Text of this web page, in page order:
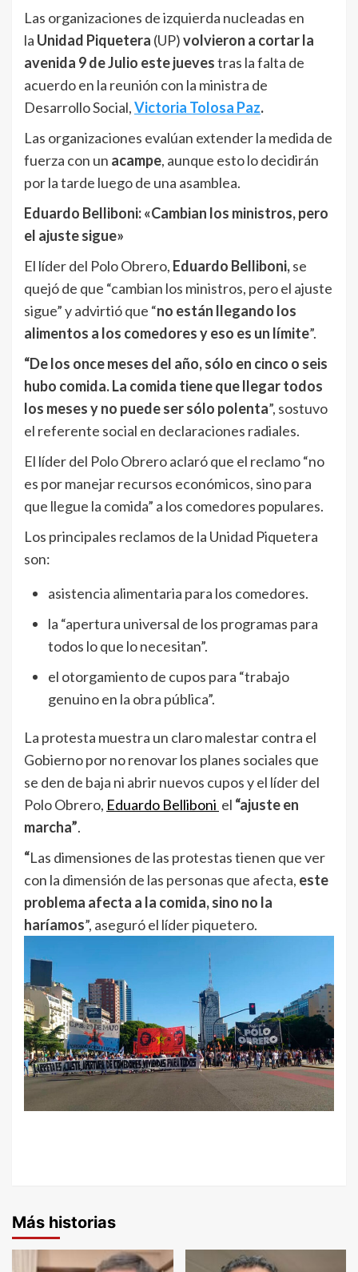
Las organizaciones de izquierda nucleadas en
la Unidad Piquetera (UP)volvieron a cortar la
avenida 9 de Julio este juevestras la falta de
acuerdo en la reunión con la ministra de
Desarrollo Social,Victoria Tolosa Paz.
Las organizaciones evalúan extender la medida de
fuerza con un acampe, aunque esto lo decidirán
por la tarde luego de una asamblea.
Eduardo Belliboni: «Cambian los ministros, pero
el ajuste sigue»
El líder del Polo Obrero, Eduardo Belliboni,se
quejó de que “cambian los ministros, pero el ajuste
sigue” y advirtió que “no están llegando los
alimentos a los comedores y eso es un límite”.
“De los once meses del año, sólo en cinco o seis
hubo comida. La comida tiene que llegar todos
los meses y no puede ser sólo polenta”, sostuvo
el referente social en declaraciones radiales.
El líder del Polo Obrero aclaró que el reclamo “no
es por manejar recursos económicos, sino para
que llegue la comida” a los comedores populares.
Los principales reclamos de la Unidad Piquetera
son:
asistencia alimentaria para los comedores.
la “apertura universal de los programas para
todos lo que lo necesitan”.
el otorgamiento de cupos para “trabajo
genuino en la obra pública”.
La protesta muestra un claro malestar contra el
Gobierno por no renovar los planes sociales que
se den de baja ni abrir nuevos cupos y el líder del
Polo Obrero, Eduardo Belliboni el “ajuste en
marcha”.
“Las dimensiones de las protestas tienen que ver
con la dimensión de las personas que afecta, este
problema afecta a la comida, sino no la
haríamos”, aseguró el líder piquetero.
Más historias